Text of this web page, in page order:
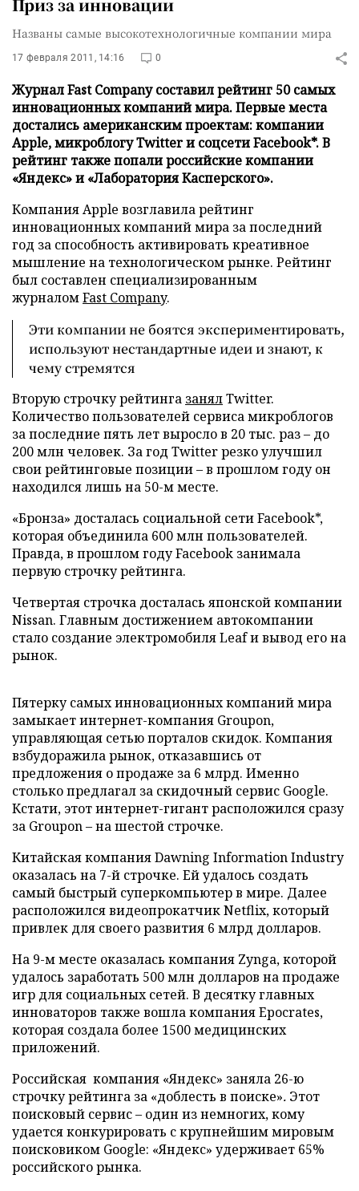
Приз за инновации
Названы самые высокотехнологичные компании мира
17 февраля 2011, 14:16 0
Журнал Fast Company составил рейтинг 50 самых
инновационных компаний мира. Первые места
достались американским проектам: компании
Apple, микроблогу Twitter и соцсети Facebook*. В
рейтинг также попали российские компании
«Яндекс» и «Лаборатория Касперского».
Компания Apple возглавила рейтинг
инновационных компаний мира за последний
год за способность активировать креативное
мышление на технологическом рынке. Рейтинг
был составлен специализированным
журналомFast Company.
Эти компании не боятся экспериментировать,
используют нестандартные идеи и знают, к
чему стремятся
Вторую строчку рейтинга занялTwitter.
Количество пользователей сервиса микроблогов
за последние пять лет выросло в 20 тыс. раз– до
200 млн человек. За год Twitter резко улучшил
свои рейтинговые позиции – в прошлом году он
находился лишь на 50-м месте.
«Бронза» досталась социальной сети Facebook*,
которая объединила 600 млн пользователей.
Правда, в прошлом году Facebook занимала
первую строчку рейтинга.
Четвертая строчка досталась японской компании
Nissan. Главным достижением автокомпании
стало создание электромобиля Leaf и вывод его на
рынок.
Пятерку самых инновационных компаний мира
замыкает интернет-компания Groupon,
управляющая сетью порталов скидок. Компания
взбудоражила рынок, отказавшись от
предложения о продаже за 6 млрд. Именно
столько предлагал за скидочный сервис Google.
Кстати, этот интернет-гигант расположился сразу
за Groupon – на шестой строчке.
Китайская компания Dawning Information Industry
оказалась на 7-й строчке. Ей удалось создать
самый быстрый суперкомпьютер в мире. Далее
расположился видеопрокатчик Netflix, который
привлек для своего развития 6 млрд долларов.
На 9-м месте оказалась компания Zynga, которой
удалось заработать 500 млн долларов на продаже
игр для социальных сетей. В десятку главных
инноваторов также вошлакомпания Epocrates,
которая создала более 1500 медицинских
приложений.
Российская компания «Яндекс» заняла 26-ю
строчку рейтинга за «доблесть в поиске». Этот
поисковый сервис– один из немногих, кому
удается конкурировать с крупнейшим мировым
поисковиком Google: «Яндекс» удерживает 65%
российского рынка.